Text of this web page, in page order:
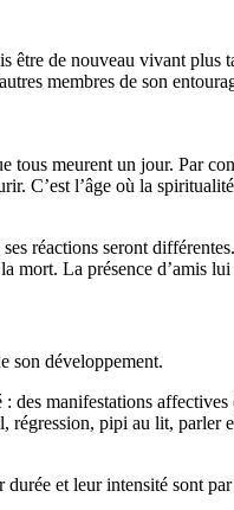
être de nouveau vivant
membres de son
meurent un jour. Par
C’est l’âge où la
réactions seront
mort. La présence d’amis
son développement.
manifestations
pipi au lit,
et leur intensité sont